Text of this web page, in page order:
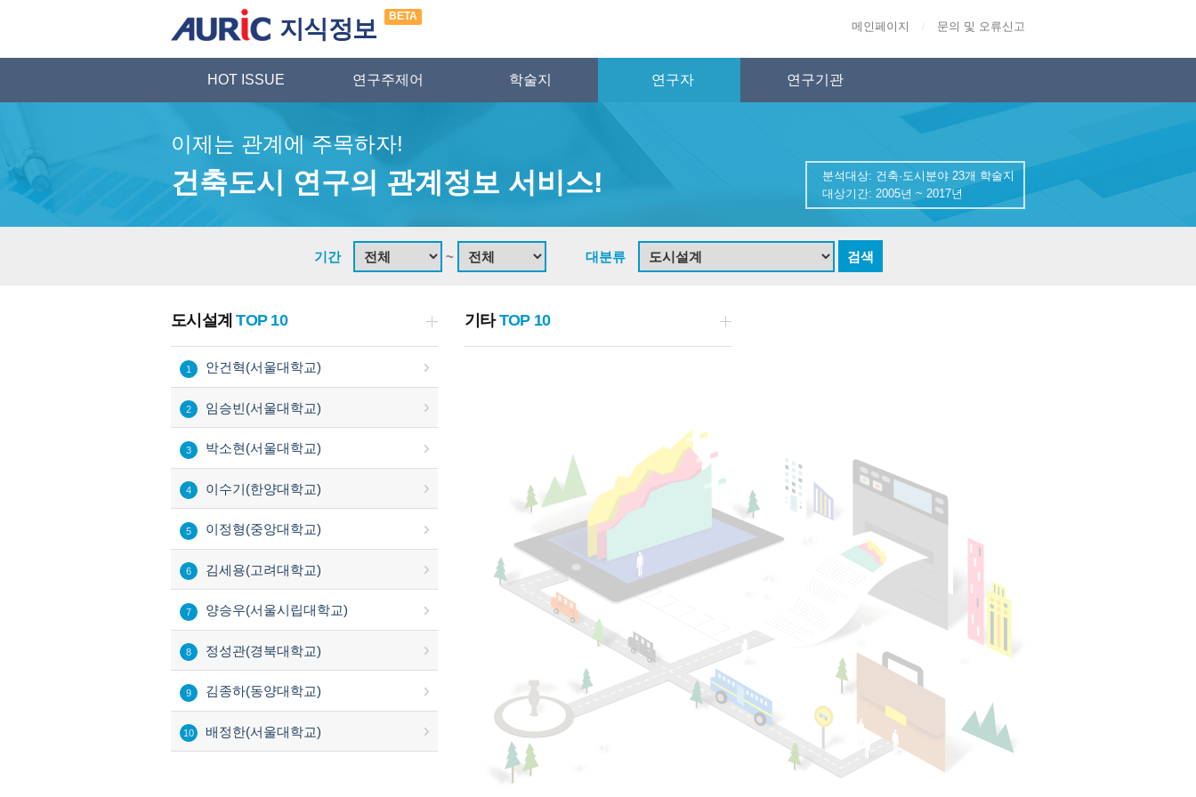
지식정보 BETA
메인페이지 / 문의 및 오류신고
HOT ISSUE 연구주제어 학술지 연구자 연구기관
이제는 관계에 주목하자!
건축도시 연구의 관계정보 서비스!
분석대상: 건축·도시분야 23개 학술지
대상기간: 2005년 ~ 2017년
기간 ~ 대분류
도시설계TOP 10
1 안건혁(서울대학교)
2 임승빈(서울대학교)
3 박소현(서울대학교)
4 이수기(한양대학교)
5 이정형(중앙대학교)
6 김세용(고려대학교)
7 양승우(서울시립대학교)
8 정성관(경북대학교)
9 김종하(동양대학교)
10 배정한(서울대학교)
기타TOP 10